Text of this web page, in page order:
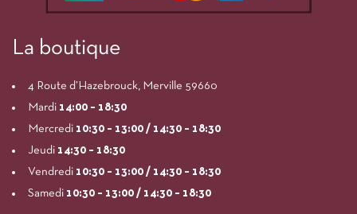
La boutique
4 Route d’Hazebrouck, Merville 59660
Mardi 14:00 – 18:30
Mercredi 10:30 – 13:00 / 14:30 – 18:30
Jeudi 14:30 – 18:30
Vendredi 10:30 – 13:00 / 14:30 – 18:30
Samedi 10:30 – 13:00 / 14:30 – 18:30